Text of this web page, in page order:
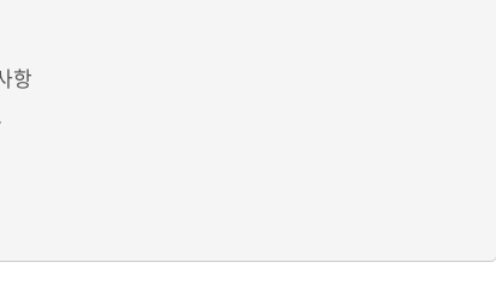
항